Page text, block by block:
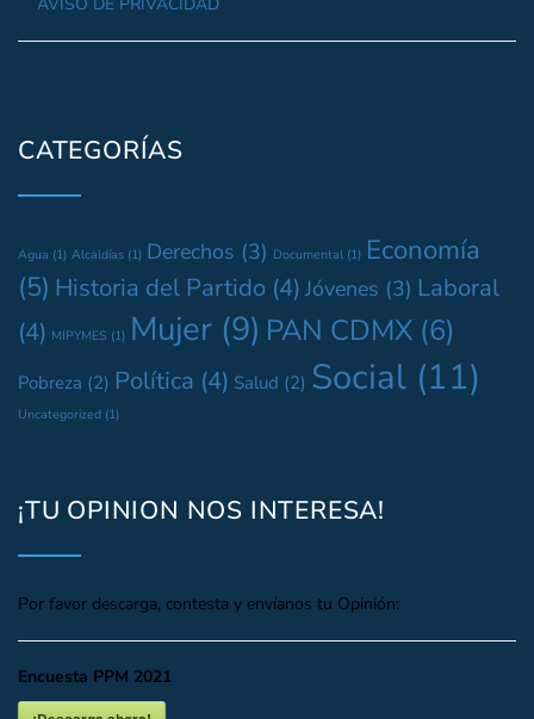
CATEGORÍAS
Agua (1) Alcaldías (1) Derechos (3) Documental (1) Economía
(5) Historia del Partido (4) Jóvenes (3) Laboral
(4) MIPYMES (1) Mujer (9) PAN CDMX (6)
Pobreza (2) Política (4) Salud (2) Social (11)
Uncategorized (1)
¡TU OPINION NOS INTERESA!
Por favor descarga, contesta y envíanos tu Opinión:
Encuesta PPM 2021